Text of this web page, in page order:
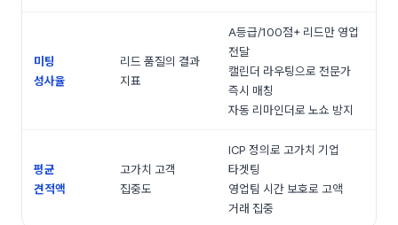
미팅
성사율
리드 품질의 결과
지표
A등급/100점+ 리드만 영업
전달
캘린더 라우팅으로 전문가
즉시 매칭
자동 리마인더로 노쇼 방지
평균
견적액
고가치 고객
집중도
ICP 정의로 고가치 기업
타겟팅
영업팀 시간 보호로 고액
거래 집중